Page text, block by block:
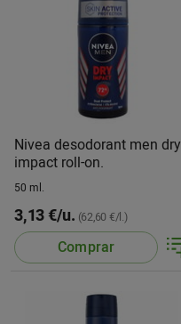
Nivea desodorant men dry
impact roll-on.
50 ml.
3,13 €/u. (62,60 €/l.)
Comprar